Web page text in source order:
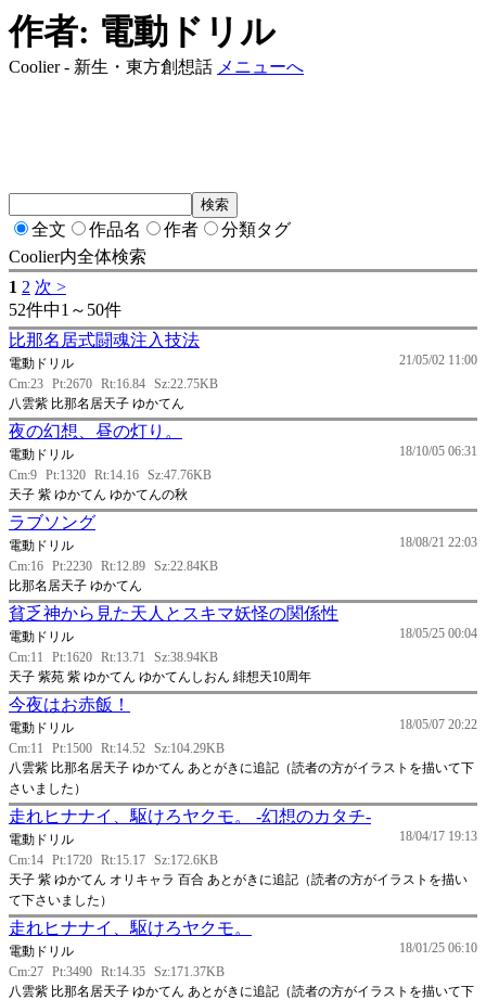
作者: 電動ドリル
Coolier - 新生・東方創想話 メニューへ
全文 作品名 作者
分類タグ
Coolier内全体検索
1 2 次 >
52件中1～50件
比那名居式闘魂注入技法
21/05/02 11:00
電動ドリル
Cm:23 Pt:2670 Rt:16.84 Sz:22.75KB
八雲紫 比那名居天子 ゆかてん
夜の幻想、昼の灯り。
18/10/05 06:31
電動ドリル
Cm:9 Pt:1320 Rt:14.16 Sz:47.76KB
天子 紫 ゆかてん ゆかてんの秋
ラブソング
18/08/21 22:03
電動ドリル
Cm:16 Pt:2230 Rt:12.89 Sz:22.84KB
比那名居天子 ゆかてん
貧乏神から見た天人とスキマ妖怪の関係性
18/05/25 00:04
電動ドリル
Cm:11
Pt:1620 Rt:13.71
Sz:38.94KB
天子 紫苑 紫 ゆかてん ゆかてんしおん 緋想天10周年
今夜はお赤飯！
18/05/07 20:22
電動ドリル
Cm:11
Pt:1500 Rt:14.52 Sz:104.29KB
八雲紫 比那名居天子 ゆかてん あとがきに追記（読者の方がイラストを描いて下
さいました）
走れヒナナイ、駆けろヤクモ。 -幻想のカタチ-
18/04/17 19:13
電動ドリル
Cm:14 Pt:1720 Rt:15.17 Sz:172.6KB
天子 紫 ゆかてん オリキャラ 百合 あとがきに追記（読者の方がイラストを描い
て下さいました）
走れヒナナイ、駆けろヤクモ。
18/01/25 06:10
電動ドリル
Cm:27 Pt:3490 Rt:14.35 Sz:171.37KB
八雲紫 比那名居天子 ゆかてん あとがきに追記（読者の方がイラストを描いて下